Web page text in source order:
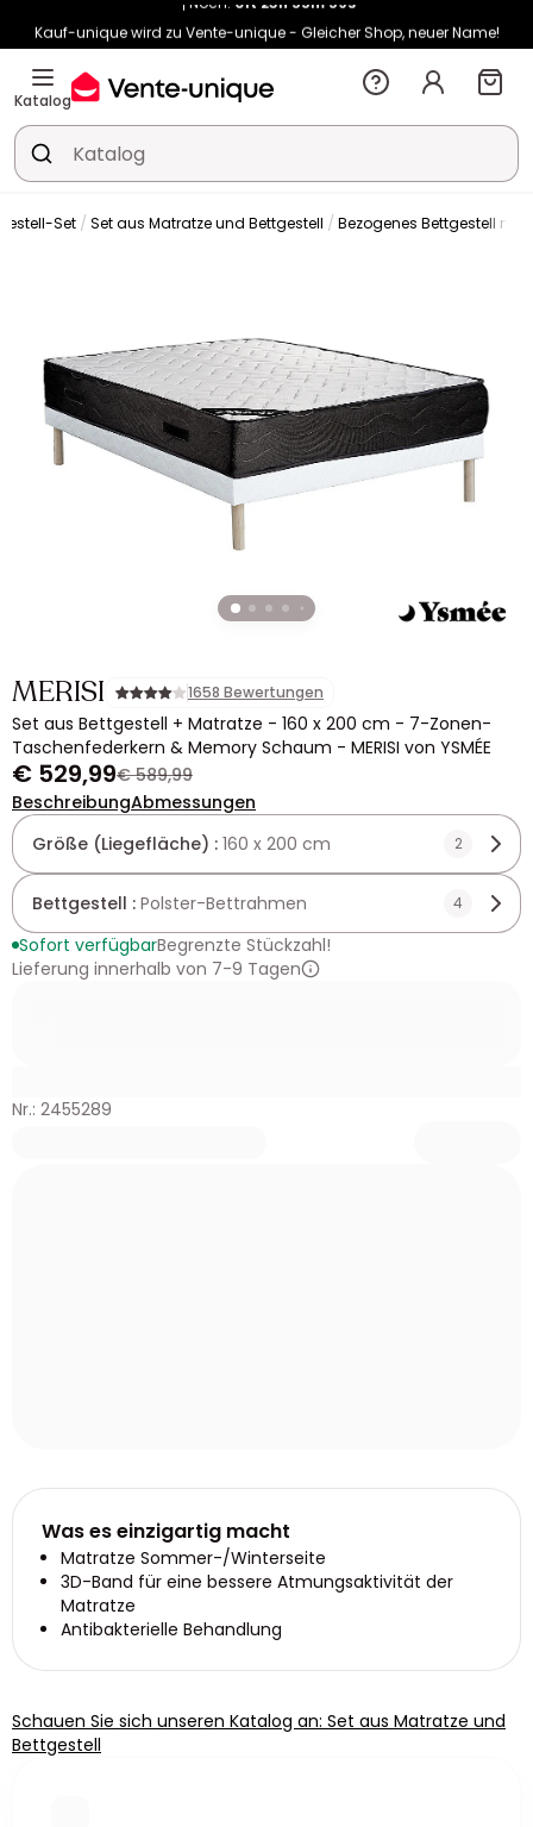
Kauf-unique wird zu Vente-unique - Gleicher Shop, neuer Name!
-10% ab €400 mitHEAT10auf Vente-unique-Produkte
Noch:
Katalog
Set Set aus Matratze und Bettgestell Bezogenes Bettgestell mit
MERISI 1658 Bewertungen
Set aus Bettgestell + Matratze - 160 x 200 cm - 7-Zonen-
Taschenfederkern & Memory Schaum - MERISI von YSMÉE
€ 529,99€ 589,99
BeschreibungAbmessungen
Größe (Liegefläche) : 160 x 200 cm 2
Bettgestell : Polster-Bettrahmen 4
Sofort verfügbarBegrenzte Stückzahl!
Lieferung innerhalb von 7-9 Tagen
Nr.: 2455289
Was es einzigartig macht
Matratze Sommer-/Winterseite
3D-Band für eine bessere Atmungsaktivität der
Matratze
Antibakterielle Behandlung
Schauen Sie sich unseren Katalog an: Set aus Matratze und
Bettgestell